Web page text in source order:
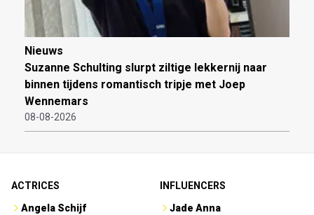
Nieuws
Suzanne Schulting slurpt ziltige lekkernij naar
binnen tijdens romantisch tripje met Joep
Wennemars
08-08-2026
ACTRICES
Angela Schijf
INFLUENCERS
Jade Anna